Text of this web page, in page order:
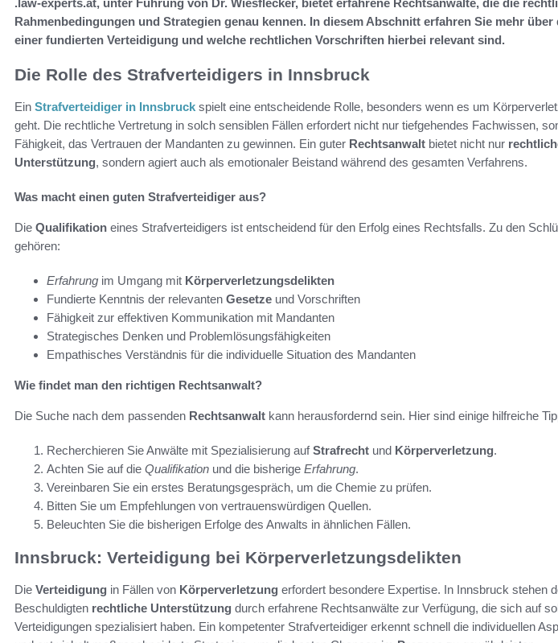
.law-experts.at, unter Führung von Dr. Wiesflecker, bietet erfahrene Rechtsanwälte, die die
Rahmenbedingungen und Strategien genau kennen. In diesem Abschnitt erfahren Sie mehr über
einer fundierten Verteidigung und welche rechtlichen Vorschriften hierbei relevant sind.
Die Rolle des Strafverteidigers in Innsbruck
Ein Strafverteidiger in Innsbruck spielt eine entscheidende Rolle, besonders wenn es um
geht. Die rechtliche Vertretung in solch sensiblen Fällen erfordert nicht nur tiefgehendes Fachwissen,
Fähigkeit, das Vertrauen der Mandanten zu gewinnen. Ein guter Rechtsanwalt bietet nicht nur
Unterstützung, sondern agiert auch als emotionaler Beistand während des gesamten Verfahrens.
Was macht einen guten Strafverteidiger aus?
Die Qualifikation eines Strafverteidigers ist entscheidend für den Erfolg eines Rechtsfalls. Zu den
gehören:
Erfahrung im Umgang mit Körperverletzungsdelikten
Fundierte Kenntnis der relevanten Gesetze und Vorschriften
Fähigkeit zur effektiven Kommunikation mit Mandanten
Strategisches Denken und Problemlösungsfähigkeiten
Empathisches Verständnis für die individuelle Situation des Mandanten
Wie findet man den richtigen Rechtsanwalt?
Die Suche nach dem passenden Rechtsanwalt kann herausfordernd sein. Hier sind einige hilfreiche
Recherchieren Sie Anwälte mit Spezialisierung aufStrafrecht und Körperverletzung.
Achten Sie auf die Qualifikation und die bisherige Erfahrung.
Vereinbaren Sie ein erstes Beratungsgespräch, um die Chemie zu prüfen.
Bitten Sie um Empfehlungen von vertrauenswürdigen Quellen.
Beleuchten Sie die bisherigen Erfolge des Anwalts in ähnlichen Fällen.
Innsbruck: Verteidigung bei Körperverletzungsdelikten
Die Verteidigung in Fällen von Körperverletzung erfordert besondere Expertise. In Innsbruck stehen
Beschuldigten rechtliche Unterstützung durch erfahrene Rechtsanwälte zur Verfügung, die sich auf
Verteidigungen spezialisiert haben. Ein kompetenter Strafverteidiger erkennt schnell die individuellen